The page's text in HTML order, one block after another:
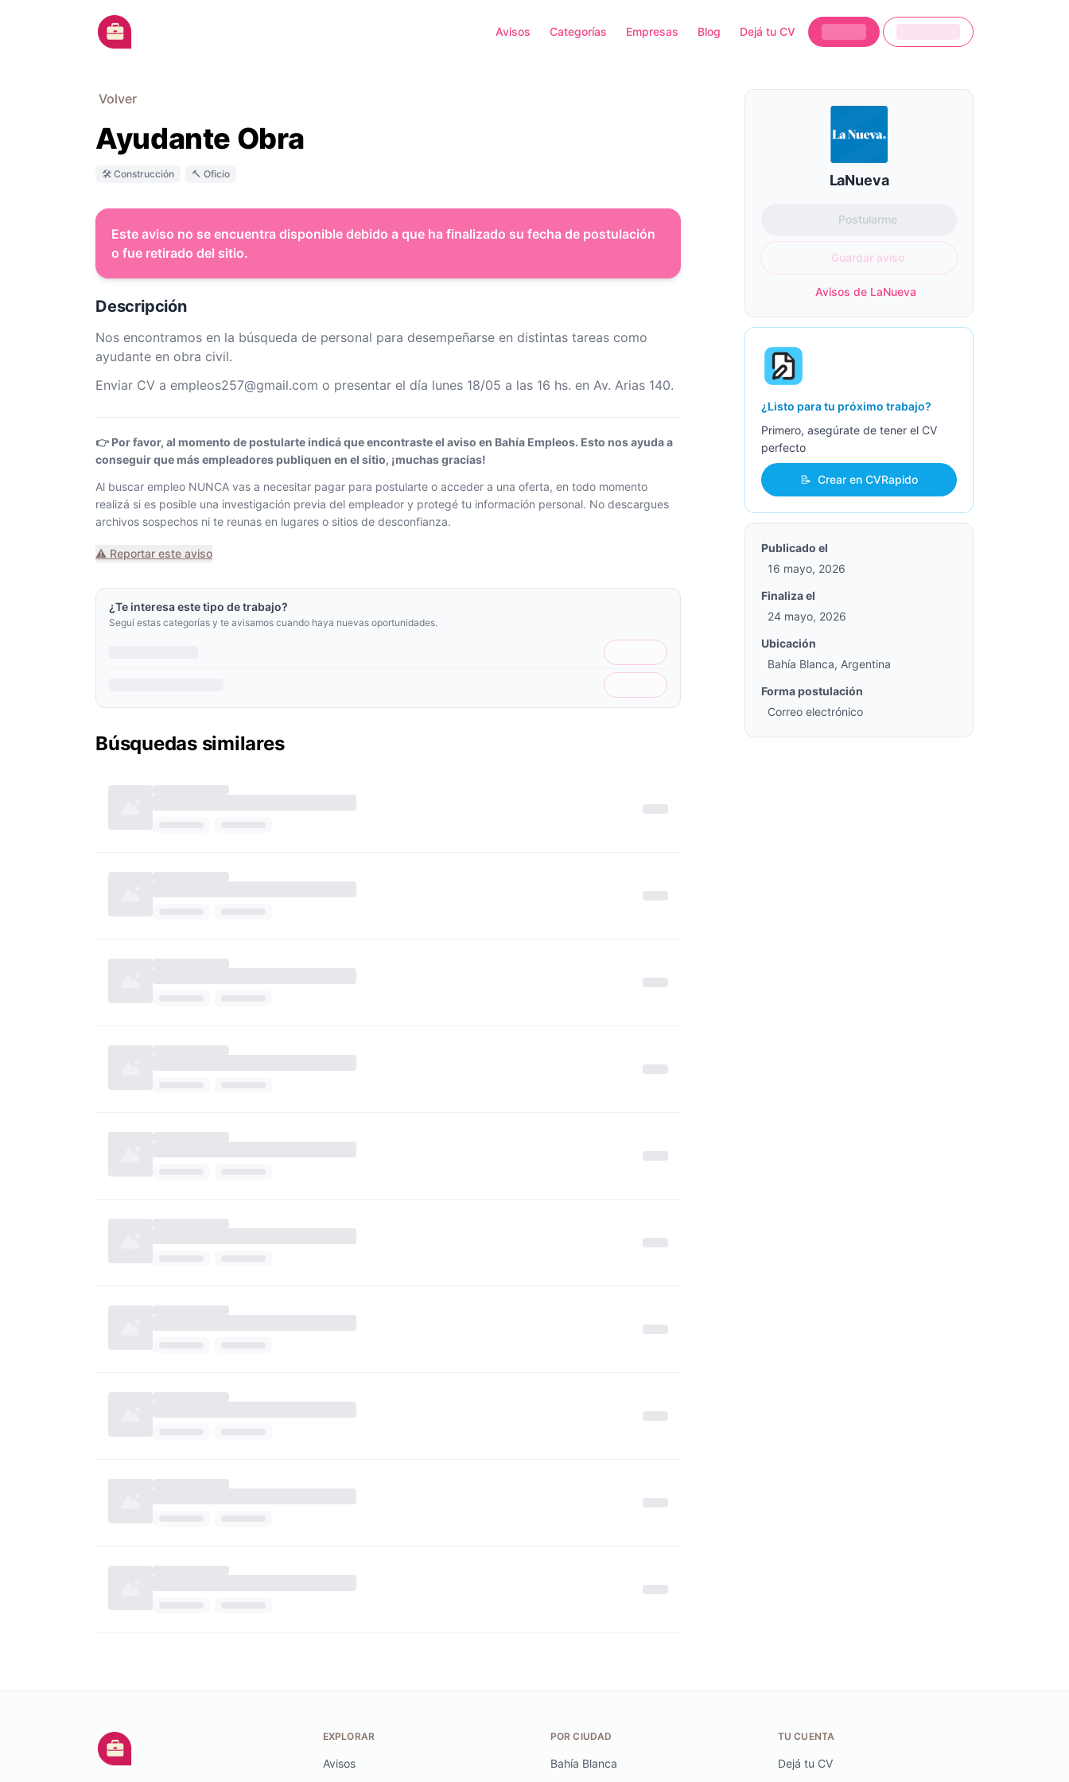
Avisos Categorías Empresas Blog Dejá tu CV
Volver
Ayudante Obra
🛠 Construcción 🔨 Oficio
Este aviso no se encuentra disponible debido a que ha finalizado su fecha de postulación
o fue retirado del sitio.
Descripción
Nos encontramos en la búsqueda de personal para desempeñarse en distintas tareas como
ayudante en obra civil.
Enviar CV a empleos257@gmail.com o presentar el día lunes 18/05 a las 16 hs. en Av. Arias 140.
👉 Por favor, al momento de postularte indicá que encontraste el aviso en Bahía Empleos. Esto nos ayuda a
conseguir que más empleadores publiquen en el sitio, ¡muchas gracias!
Al buscar empleo NUNCA vas a necesitar pagar para postularte o acceder a una oferta, en todo momento
realizá si es posible una investigación previa del empleador y protegé tu información personal. No descargues
archivos sospechos ni te reunas en lugares o sitios de desconfianza.
⚠️ Reportar este aviso
¿Te interesa este tipo de trabajo?
Seguí estas categorías y te avisamos cuando haya nuevas oportunidades.
Búsquedas similares
LaNueva
Postularme
Guardar aviso
Avisos de LaNueva
¿Listo para tu próximo trabajo?
Primero, asegúrate de tener el CV
perfecto
📝 Crear en CVRapido
Publicado el
16 mayo, 2026
Finaliza el
24 mayo, 2026
Ubicación
Bahía Blanca, Argentina
Forma postulación
Correo electrónico
TU CUENTA
Dejá tu CV
EXPLORAR
Avisos
POR CIUDAD
Bahía Blanca